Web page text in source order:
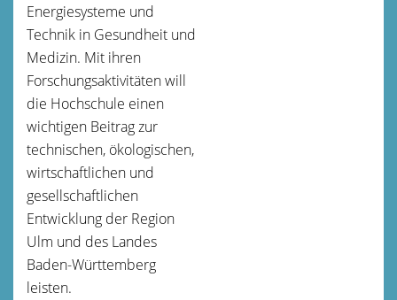
Energiesysteme und
Technik in Gesundheit und
Medizin. Mit ihren
Forschungsaktivitäten will
die Hochschule einen
wichtigen Beitrag zur
technischen, ökologischen,
wirtschaftlichen und
gesellschaftlichen
Entwicklung der Region
Ulm und des Landes
Baden-Württemberg
leisten.